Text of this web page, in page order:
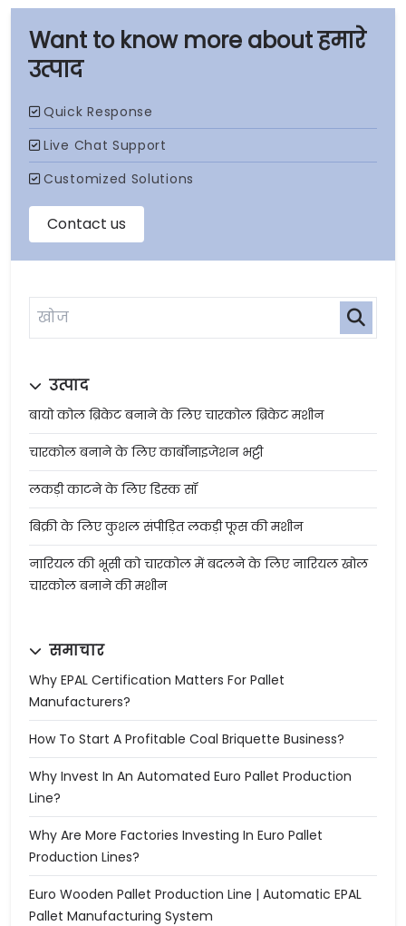
हमारे
उत्पाद
उत्पाद
बायो कोल ब्रिकेट बनाने के लिए चारकोल ब्रिकेट मशीन
चारकोल बनाने के लिए कार्बोनाइजेशन भट्टी
लकड़ी काटने के लिए डिस्क सॉ
बिक्री के लिए कुशल संपीड़ित लकड़ी फूस की मशीन
नारियल की भूसी को चारकोल में बदलने के लिए नारियल खोल
चारकोल बनाने की मशीन
समाचार
Why EPAL Certification Matters For Pallet
Manufacturers?
How To Start A Profitable Coal Briquette Business?
Why Invest In An Automated Euro Pallet Production
Line?
Why Are More Factories Investing In Euro Pallet
Production Lines?
Euro Wooden Pallet Production Line | Automatic EPAL
Pallet Manufacturing System